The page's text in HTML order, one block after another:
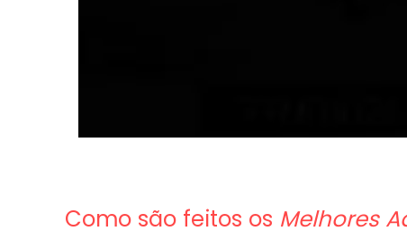
Como são feitos os Melhores